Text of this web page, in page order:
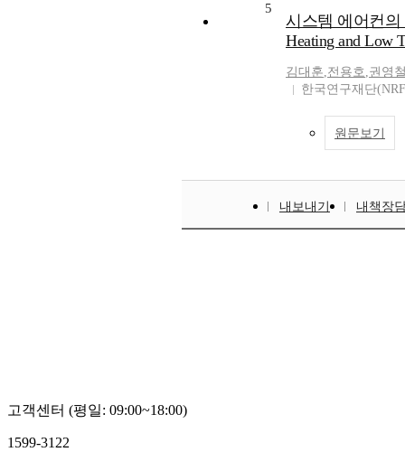
5
시스템 에어컨의
Heating and Low
김대훈,전용호,권영
한국연구재단
원문보기
내보내기 내책장
고객센터 (평일: 09:00~18:00)
1599-3122